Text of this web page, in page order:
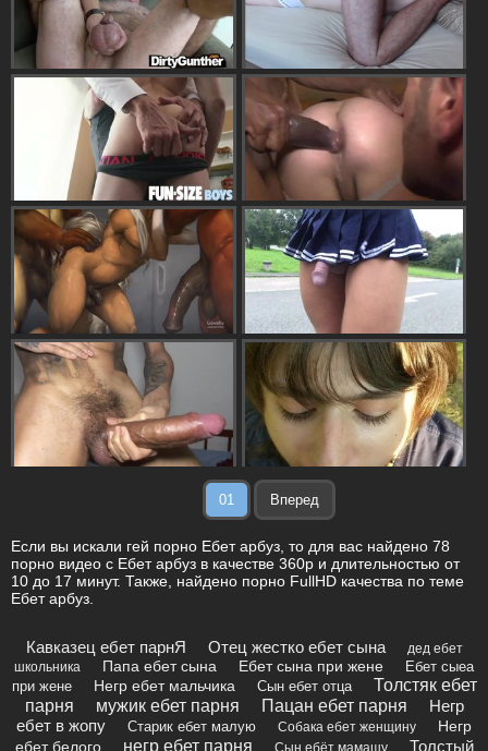
01 Вперед
Если вы искали гей порно Ебет арбуз, то для вас найдено 78
порно видео с Ебет арбуз в качестве 360p и длительностью от
10 до 17 минут. Также, найдено порно FullHD качества по теме
Ебет арбуз.
Кавказец ебет парнЯ Отец жестко ебет сына
дед ебет
школьника
Папа ебет сына Ебет сына при жене
Ебет сыеа
при жене
Негр ебет мальчика Сын ебет отца
Толстяк ебет
парня
мужик ебет парня Пацан ебет парня
Негр
ебет в жопу
Старик ебет малую Собака ебет женщину
Негр
ебет белого
негр ебет парня Сын ебёт мамашу Толстый